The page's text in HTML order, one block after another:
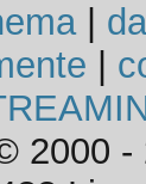
|
2000 -